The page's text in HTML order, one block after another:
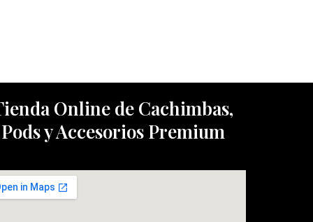
Online de Cachimbas,
Pods y Accesorios Premium